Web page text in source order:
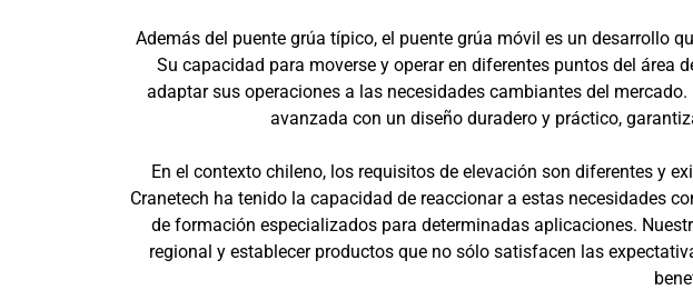
Además del puente grúa típico, el puente grúa móvil es un desarrollo
Su capacidad para moverse y operar en diferentes puntos del
adaptar sus operaciones a las necesidades cambiantes del
avanzada con un diseño duradero y práctico,
En el contexto chileno, los requisitos de elevación son diferentes y
Cranetech ha tenido la capacidad de reaccionar a estas necesidades
de formación especializados para determinadas aplicaciones.
regional y establecer productos que no sólo satisfacen las